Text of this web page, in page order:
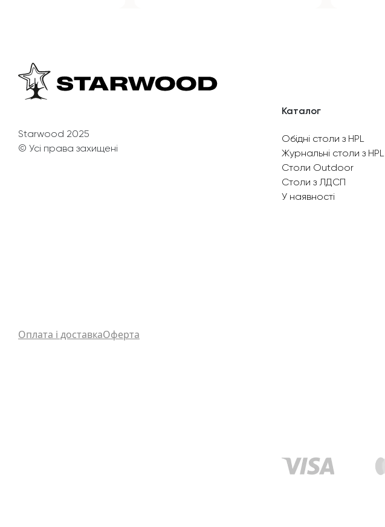
Starwood 2025
© Усі права захищені
Каталог
Обідні столи з HPL
Журнальні столи з HPL
Столи Outdoor
Столи з ЛДСП
У наявності
Оплата і доставкаОферта